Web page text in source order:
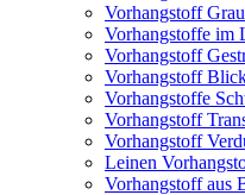
Vorhangstoff Grau
Vorhangstoffe im
Vorhangstoff
Vorhangstoff
Vorhangstoffe
Vorhangstoff
Vorhangstoff
Leinen
Vorhangstoff aus